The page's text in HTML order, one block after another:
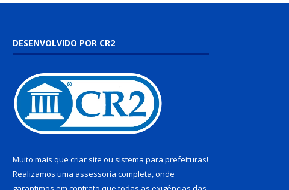
DESENVOLVIDO POR CR2
Muito mais que criar site ou sistema para prefeituras!
Realizamos uma assessoria completa, onde